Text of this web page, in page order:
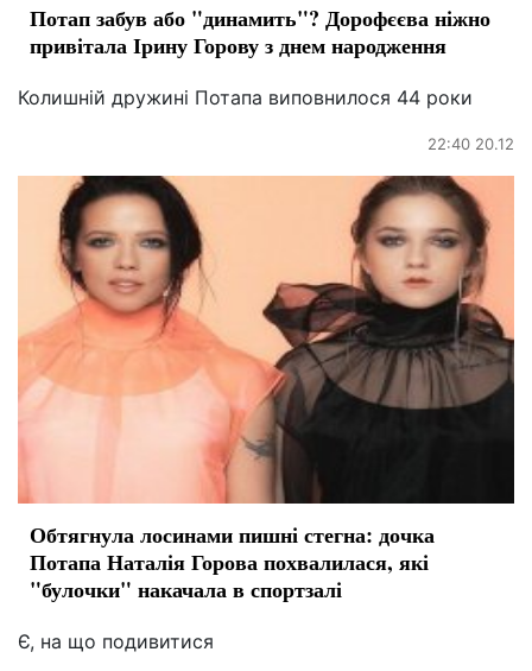
Потап забув або "динамить"? Дорофєєва ніжно
привітала Ірину Горову з днем народження
Колишній дружині Потапа виповнилося 44 роки
22:40 20.12
Обтягнула лосинами пишні стегна: дочка
Потапа Наталія Горова похвалилася, які
"булочки" накачала в спортзалі
Є, на що подивитися